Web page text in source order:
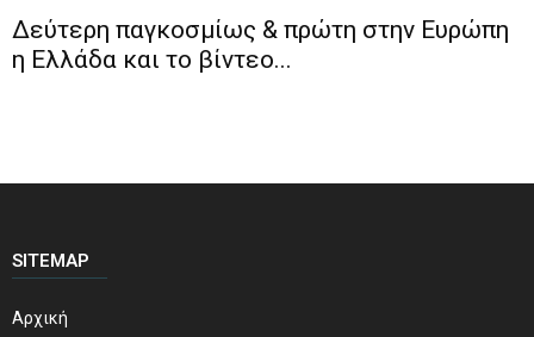
Δεύτερη παγκοσμίως & πρώτη στην Ευρώπη
η Ελλάδα και το βίντεο...
SITEMAP
Αρχική